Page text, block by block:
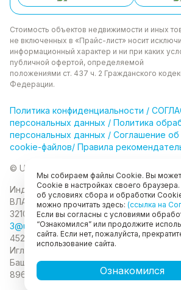
Стоимость объектов недвижимости и иных
не включенных в «Прайс-лист» носит
информационный характер и ни при каких
публичной офертой, определяемой
положениями ст. 437 ч. 2 Гражданского
Федерации.
Политика конфиденциальности /
персональных данных / Политика
персональных данных / Соглашение об
cookie-файлов/ Правила
© Unikor 2026
Индивидуальный предприниматель
ВЛАДИМИРОВНАИНН 022403630403
321028000134889
3@unikor.company
452410, Республика Башкортостан,
Иглино, ул. Вербная, д. 9
Башкортостан, город Уфа, ул. Мустая
89625477020
Мы собираем файлы Cookie. Вы
Cookie в настройках своего
об условиях сбора и обработки
можно прочитать здесь: (ссылка на
Если вы согласны с условиями
“Ознакомился” или продолжите
сайта. Если нет, пожалуйста,
использование сайта.
Ознакомился